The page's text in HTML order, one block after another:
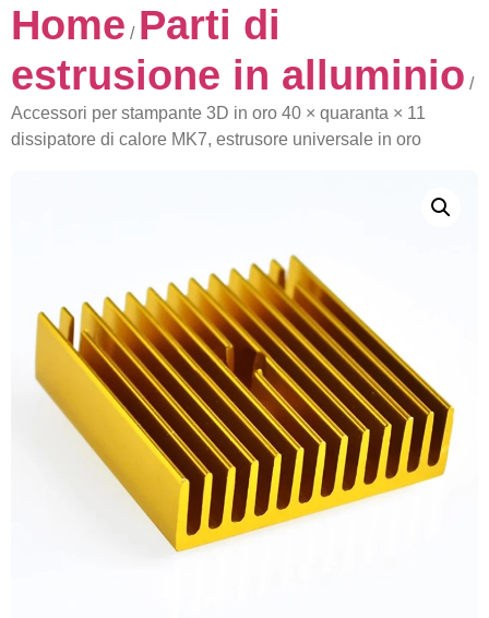
Home / Parti di
estrusione in alluminio /
Accessori per stampante 3D in oro 40 × quaranta × 11
dissipatore di calore MK7, estrusore universale in oro